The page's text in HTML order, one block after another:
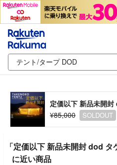
¥85,000
SOLDOUT
「定価以下 新品未開封 dod タ
に近い商品